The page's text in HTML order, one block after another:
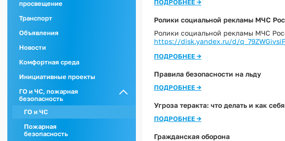
просвещение
Транспорт
Объявления
Новости
Комфортная среда
Инициативные проекты
ГО и ЧС, пожарная
безопасность
ГО и ЧС
Пожарная
безопасность
ПОДРОБНЕЕ →
Ролики социальной рекламы МЧС
Ролики социальной рекламы МЧС
https://disk.yandex.ru/d/
ПОДРОБНЕЕ →
Правила безопасности на льду
ПОДРОБНЕЕ →
Угроза теракта: что делать и как
ПОДРОБНЕЕ →
Гражданская оборона